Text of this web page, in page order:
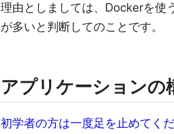
理由としましては、Dockerを使
が多いと判断してのことです。
アプリケーションの
初学者の方は一度足を止めてくだ